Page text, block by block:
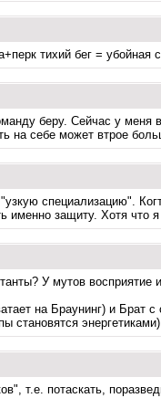
тихий бег = убойная
беру. Сейчас у
на себе может втрое
специализацию".
именно защиту. Хотя что
У мутов восприятие
на Браунинг) и Брат с
становятся
т.е. потаскать,